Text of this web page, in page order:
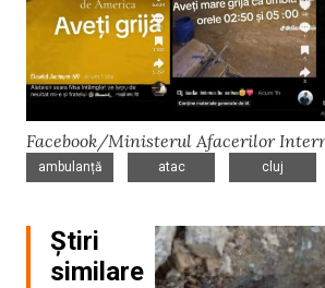
Facebook/Ministerul Afacerilor
ambulanță
,
atac
,
cluj
Știri
similare